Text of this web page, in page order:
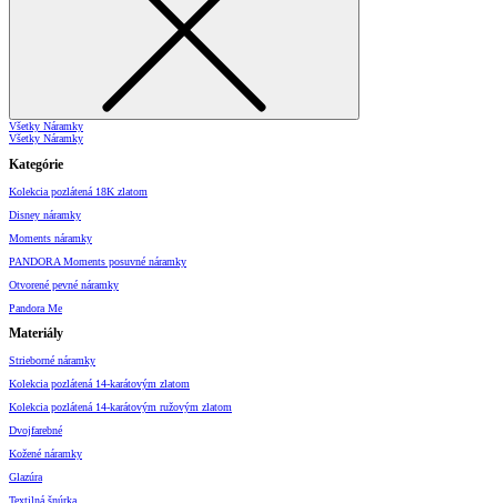
Všetky Náramky
Všetky Náramky
Kategórie
Kolekcia pozlátená 18K zlatom
Disney náramky
Moments náramky
PANDORA Moments posuvné náramky
Otvorené pevné náramky
Pandora Me
Materiály
Strieborné náramky
Kolekcia pozlátená 14-karátovým zlatom
Kolekcia pozlátená 14-karátovým ružovým zlatom
Dvojfarebné
Kožené náramky
Glazúra
Textilná šnúrka